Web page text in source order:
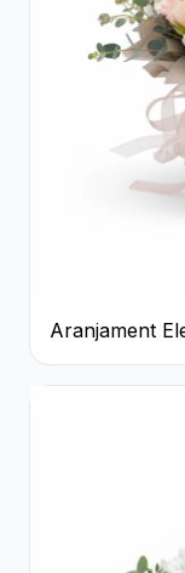
Aranjament
Crizanteme și